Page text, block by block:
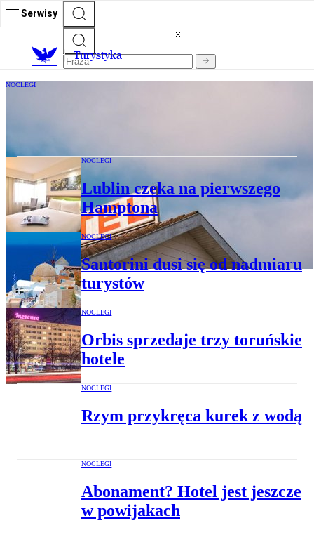
Serwisy
Turystyka
NOCLEGI
NOCLEGI
Lublin czeka na pierwszego
Hamptona
NOCLEGI
Santorini dusi się od nadmiaru
turystów
NOCLEGI
Orbis sprzedaje trzy toruńskie
hotele
NOCLEGI
Rzym przykręca kurek z wodą
NOCLEGI
Abonament? Hotel jest jeszcze
w powijakach